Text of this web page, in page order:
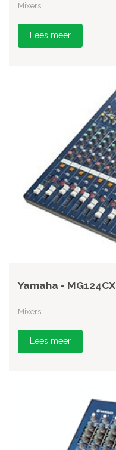
Mixers
Lees meer
Yamaha - MG124CX
Mixers
Lees meer